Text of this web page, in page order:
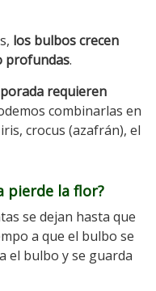
los bulbos crecen
profundas.
requieren
combinarlas en
crocus (azafrán), el
pierde la flor?
se dejan hasta que
a que el bulbo se
el bulbo y se guarda